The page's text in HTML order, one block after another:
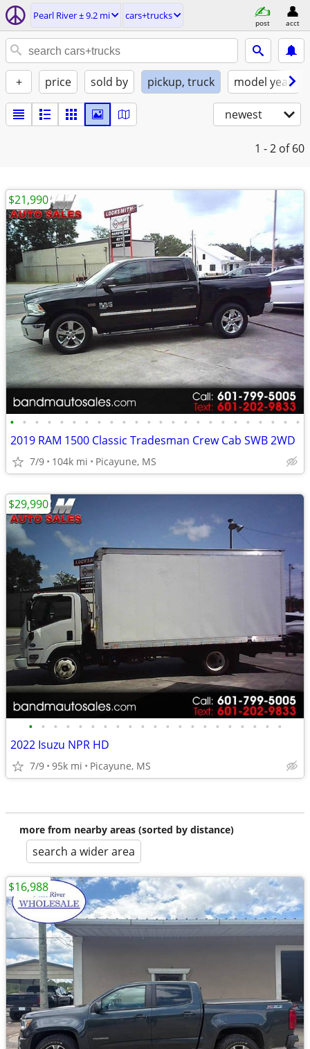
Pearl River ± 9.2 mi cars+trucks
post acct
+ price sold by pickup, truck model year
newest
1 - 2 of 60
• • • • • • • • • • • • • • • • • • • • • • • •
2019 RAM 1500 Classic Tradesman Crew Cab SWB 2WD
7/9 104k mi Picayune, MS
$21,990
• • • • • • • • • • • • • • • • • • • • •
2022 Isuzu NPR HD
7/9 95k mi Picayune, MS
$29,990
more from nearby areas (sorted by distance)
search a wider area
$16,988